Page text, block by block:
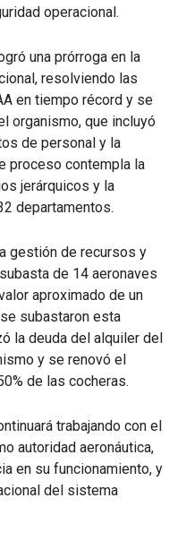
operacional.
una prórroga en la
resolviendo las
en tiempo récord y se
organismo, que incluyó
de personal y la
proceso contempla la
jerárquicos y la
departamentos.
gestión de recursos y
de 14 aeronaves
aproximado de un
subastaron esta
la deuda del alquiler del
y se renovó el
de las cocheras.
trabajando con el
autoridad aeronáutica,
en su funcionamiento, y
del sistema